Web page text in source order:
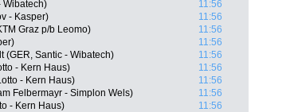
Wibatech)
11:56
- Kasper)
11:56
Graz p/b Leomo)
11:56
11:56
(GER, Santic - Wibatech)
11:56
- Kern Haus)
11:56
- Kern Haus)
11:56
Felbermayr - Simplon Wels)
11:56
- Kern Haus)
11:56